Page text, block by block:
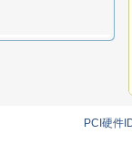
PCI硬件